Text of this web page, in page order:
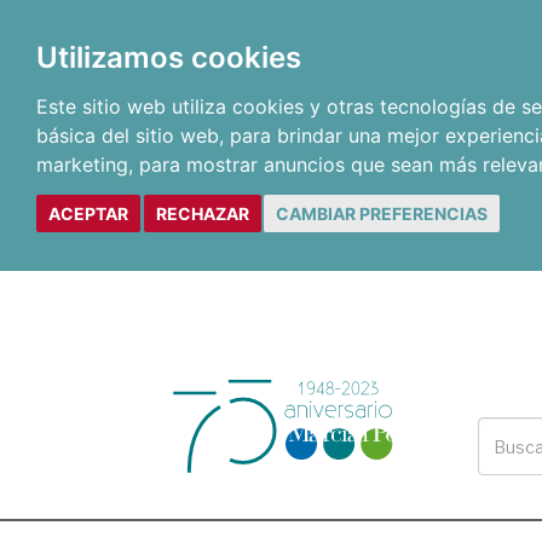
Utilizamos cookies
Este sitio web utiliza cookies y otras tecnologías de
básica del sitio web, para brindar una mejor
marketing, para mostrar anuncios que sean más
ACEPTAR RECHAZAR CAMBIAR PREFERENCIAS